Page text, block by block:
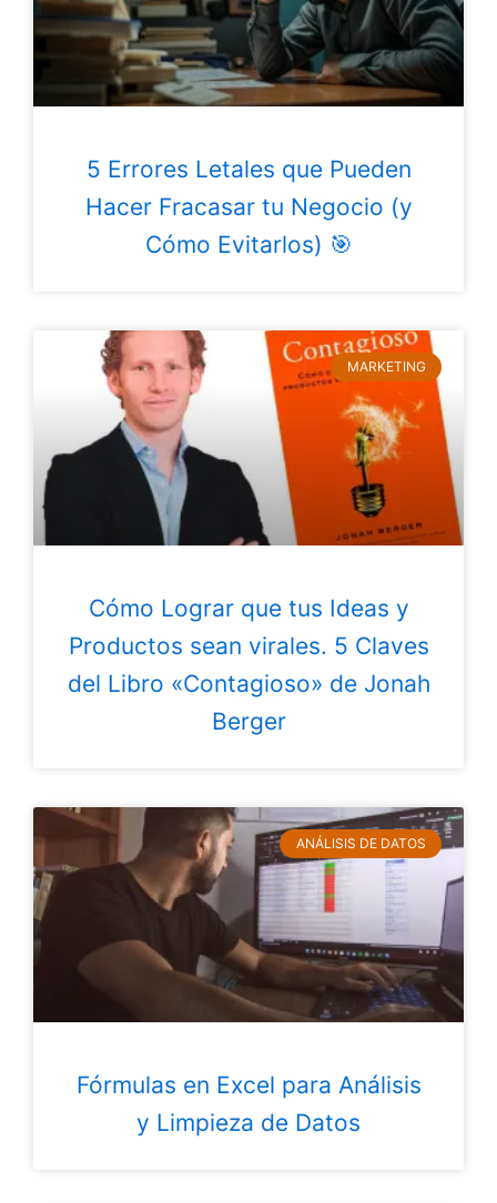
5 Errores Letales que Pueden
Hacer Fracasar tu Negocio (y
Cómo Evitarlos) 🎯
MARKETING
Cómo Lograr que tus Ideas y
Productos sean virales. 5 Claves
del Libro «Contagioso» de Jonah
Berger
ANÁLISIS DE DATOS
Fórmulas en Excel para Análisis
y Limpieza de Datos